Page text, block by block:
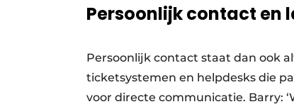
Persoonlijk contact en
Persoonlijk contact staat dan ook
ticketsystemen en helpdesks die
voor directe communicatie. Barry: